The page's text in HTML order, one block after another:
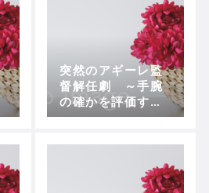
突然のアギーレ監
督解任劇 ～手腕
の確かを評価する
ならば